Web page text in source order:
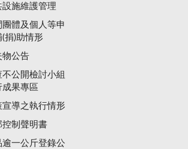
設施維護管理
團體及個人等申
(捐)助情形
物公告
不公開檢討小組
成果專區
宣導之執行情形
控制聲明書
逾一公斤登錄公